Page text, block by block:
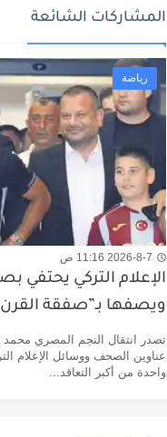
المشاركات الشائعة
رياضة
2026-8-7 11:16 ص
الإعلام التركي يحتفي
ويصفها بـ”صفقة
تصدر انتقال النجم المصري
عناوين الصحف ووسائل الإعلام
واحدة من أكبر التعاقد...